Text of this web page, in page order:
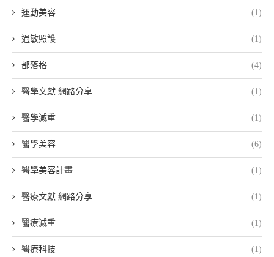
運動美容 (1)
過敏照護 (1)
部落格 (4)
醫學文獻 網路分享 (1)
醫學減重 (1)
醫學美容 (6)
醫學美容計畫 (1)
醫療文獻 網路分享 (1)
醫療減重 (1)
醫療科技 (1)